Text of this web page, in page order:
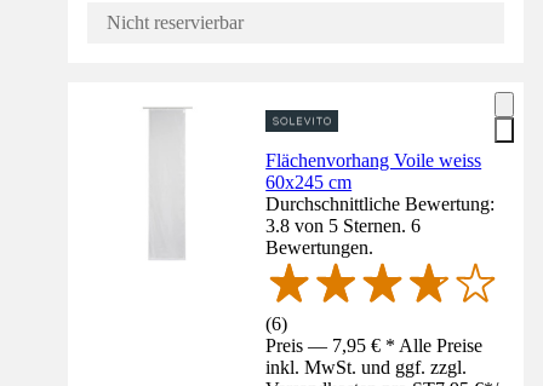
Nicht reservierbar
Flächenvorhang Voile weiss
60x245 cm
Durchschnittliche Bewertung:
3.8 von 5 Sternen. 6
Bewertungen.
(6)
Preis — 7,95 € * Alle Preise
inkl. MwSt. und ggf. zzgl.